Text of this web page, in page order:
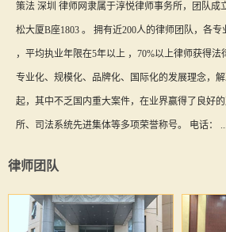
策法 深圳 律师网隶属于淳悦律师事务所，团队成
松大厦B座1803 。 拥有近200人的律师团队，各
，平均执业年限在5年以上 ，70%以上律师获得
专业化、规模化、品牌化、国际化的发展理念，
起，其中不乏国内重大案件，在业界赢得了良好
所、司法系统先进集体等多项荣誉称号。 电话： ...
律师团队